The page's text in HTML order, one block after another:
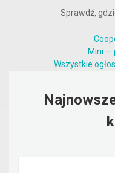
Sprawdź,
Mini —
Wszystkie